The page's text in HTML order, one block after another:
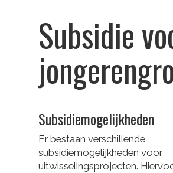
Subsidie
Subsidiemogelijkheden
Er bestaan verschillende
subsidiemogelijkheden voor
uitwisselingsprojecten.